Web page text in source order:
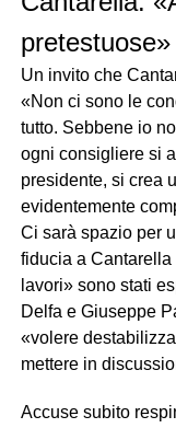
pretestuose»
Un invito che
«Non ci sono le
tutto. Sebbene io
ogni consigliere si
presidente, si crea
evidentemente
Ci sarà spazio per
fiducia a
lavori» sono stati
Delfa e Giuseppe
«volere
mettere in
Accuse subito